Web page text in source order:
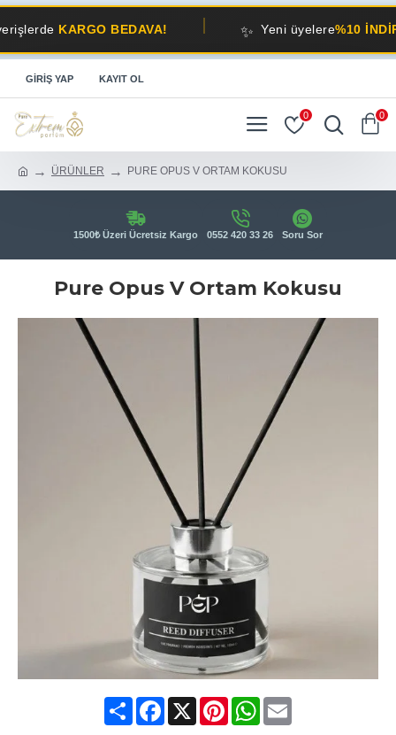
KARGO BEDAVA! Yeni üyelere %10 İNDİRİM!
GIRIŞ YAP KAYIT OL
0 0
ÜRÜNLER PURE OPUS V ORTAM KOKUSU
1500₺ Üzeri Ücretsiz Kargo 0552 420 33 26 Soru Sor
Pure Opus V Ortam Kokusu
ShareFacebook
X PinterestWhatsApp
Email